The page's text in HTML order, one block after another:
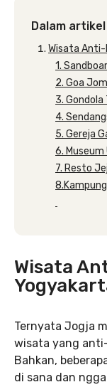
Dalam
Wisata
1.
2. Goa
3. Gondola
4.
5. Gereja
6.
7. Resto
Wisata
Ternyata Jogja
wisata yang
Bahkan,
di sana dan